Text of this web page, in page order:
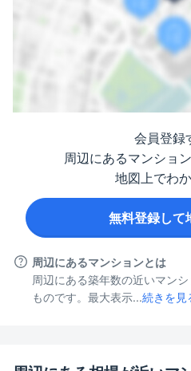
会員登録
周辺にあるマンショ
地図上でわか
無料登録して
周辺にあるマンションとは
周辺にある築年数の近いマン
ものです。最大表示...続きを見